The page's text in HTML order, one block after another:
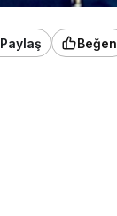
Paylaş Beğen